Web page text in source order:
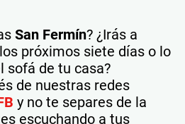
San Fermín? ¿Irás a
próximos siete días o lo
sofá de tu casa?
de nuestras redes
y no te separes de la
escuchando a tus